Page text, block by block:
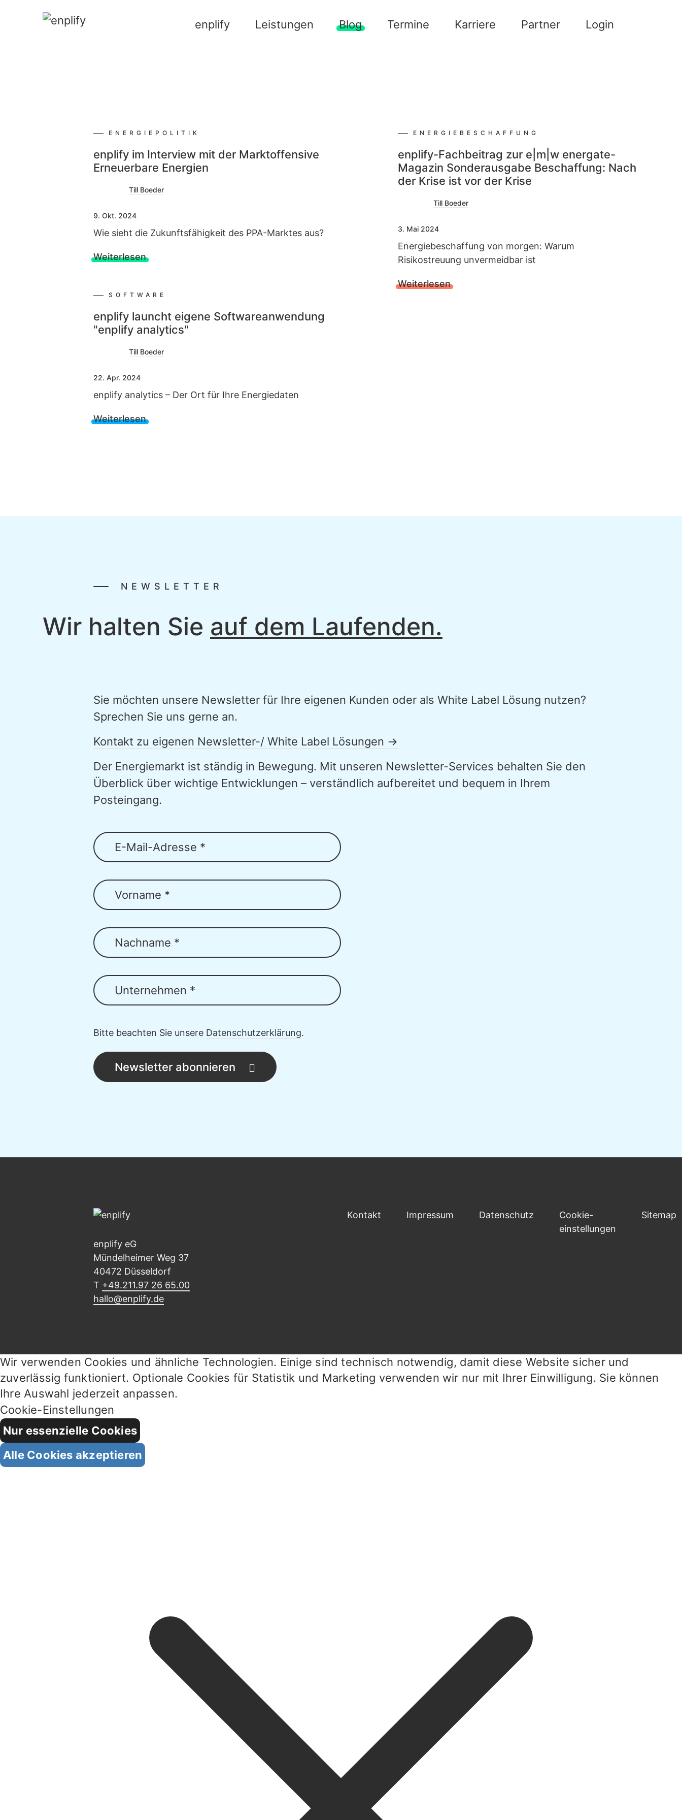
enplify Leistungen Blog Termine Karriere Partner Login
ENERGIEPOLITIK
enplify im Interview mit der Marktoffensive
Erneuerbare Energien
Till Boeder
9. Okt. 2024
Wie sieht die Zukunftsfähigkeit des PPA-Marktes aus?
Weiterlesen
ENERGIEBESCHAFFUNG
enplify-Fachbeitrag zur e|m|w energate-
Magazin Sonderausgabe Beschaffung: Nach
der Krise ist vor der Krise
Till Boeder
3. Mai 2024
Energiebeschaffung von morgen: Warum
Risikostreuung unvermeidbar ist
Weiterlesen
SOFTWARE
enplify launcht eigene Softwareanwendung
"enplify analytics"
Till Boeder
22. Apr. 2024
enplify analytics – Der Ort für Ihre Energiedaten
Weiterlesen
NEWSLETTER
Wir halten Sie auf dem Laufenden.
Sie möchten unsere Newsletter für Ihre eigenen Kunden oder als White Label Lösung nutzen?
Sprechen Sie uns gerne an.
Kontakt zu eigenen Newsletter-/ White Label Lösungen →
Der Energiemarkt ist ständig in Bewegung. Mit unseren Newsletter-Services behalten Sie den
Überblick über wichtige Entwicklungen – verständlich aufbereitet und bequem in Ihrem
Posteingang.
E-Mail-Adresse *
Vorname *
Nachname *
Unternehmen *
Bitte beachten Sie unsere Datenschutzerklärung.
Newsletter abonnieren
enplify eG
Mündelheimer Weg 37
40472 Düsseldorf
T +49.211.97 26 65.00
hallo@enplify.de
Kontakt Impressum Datenschutz
Cookie-
einstellungen
Sitemap
Wir verwenden Cookies und ähnliche Technologien. Einige sind technisch notwendig, damit diese Website sicher und
zuverlässig funktioniert. Optionale Cookies für Statistik und Marketing verwenden wir nur mit Ihrer Einwilligung. Sie können
Ihre Auswahl jederzeit anpassen.
Cookie-Einstellungen
Nur essenzielle Cookies
Alle Cookies akzeptieren